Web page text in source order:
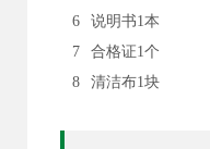
6
说明书1本
7
合格证1个
8
清洁布1块